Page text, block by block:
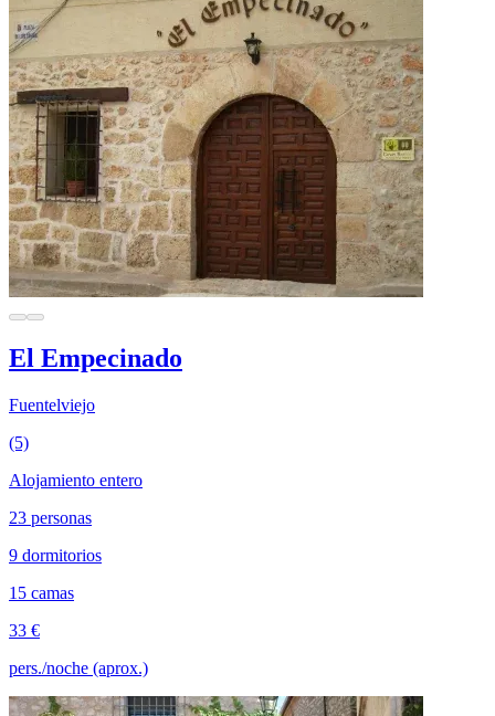
El Empecinado
Fuentelviejo
(5)
Alojamiento entero
23 personas
9 dormitorios
15 camas
33 €
pers./noche (aprox.)